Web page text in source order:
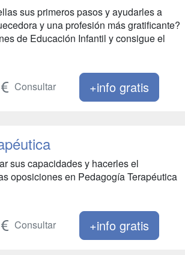
sus primeros pasos y ayudarles a
y una profesión más gratificante?
de Educación Infantil y consigue el
Consultar +info gratis
sus capacidades y hacerles el
oposiciones en Pedagogía Terapéutica
Consultar +info gratis